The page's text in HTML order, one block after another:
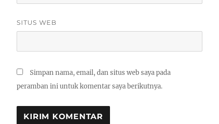
SITUS WEB
Simpan nama, email, dan situs web saya pada
peramban ini untuk komentar saya berikutnya.